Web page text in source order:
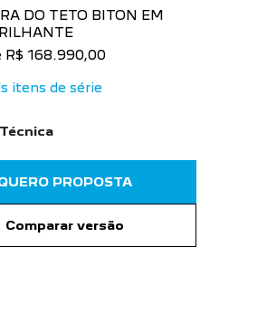
DO TETO BITON EM
R$ 168.990,00
itens de série
PROPOSTA
Comparar versão